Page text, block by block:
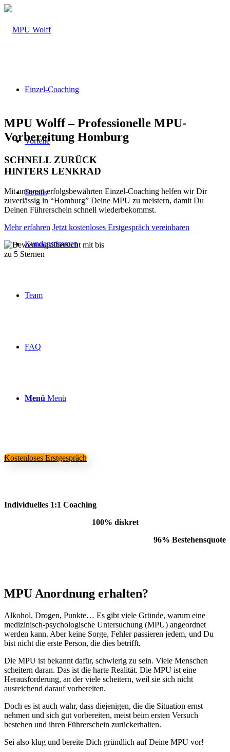
Einzel-Coaching
Vorteile
Details
Kundenstimmen
Team
FAQ
Menü Menü
Kostenloses Erstgespräch
MPU Wolff – Professionelle MPU-
Vorbereitung Homburg
SCHNELL ZURÜCK
HINTERS LENKRAD
Mit unserem erfolgsbewährten Einzel-Coaching helfen wir Dir
zuverlässig in “Homburg” Deine MPU zu meistern, damit Du
Deinen Führerschein schnell wiederbekommst.
Mehr erfahren Jetzt kostenloses Erstgespräch vereinbaren
Individuelles 1:1 Coaching
100% diskret
96% Bestehensquote
MPU Anordnung erhalten?
Alkohol, Drogen, Punkte… Es gibt viele Gründe, warum eine
medizinisch-psychologische Untersuchung (MPU) angeordnet
werden kann. Aber keine Sorge, Fehler passieren jedem, und Du
bist nicht die erste Person, die dies betrifft.
Die MPU ist bekannt dafür, schwierig zu sein. Viele Menschen
scheitern daran. Das ist die harte Realität. Die MPU ist eine
Herausforderung, an der viele scheitern, weil sie sich nicht
ausreichend darauf vorbereiten.
Doch es ist auch wahr, dass diejenigen, die die Situation ernst
nehmen und sich gut vorbereiten, meist beim ersten Versuch
bestehen und ihren Führerschein zurückerhalten.
Sei also klug und bereite Dich gründlich auf Deine MPU vor!